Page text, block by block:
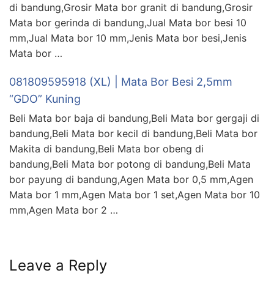
di bandung,Grosir Mata bor granit di bandung,Grosir
Mata bor gerinda di bandung,Jual Mata bor besi 10
mm,Jual Mata bor 10 mm,Jenis Mata bor besi,Jenis
Mata bor …
081809595918 (XL) | Mata Bor Besi 2,5mm
“GDO” Kuning
Beli Mata bor baja di bandung,Beli Mata bor gergaji di
bandung,Beli Mata bor kecil di bandung,Beli Mata bor
Makita di bandung,Beli Mata bor obeng di
bandung,Beli Mata bor potong di bandung,Beli Mata
bor payung di bandung,Agen Mata bor 0,5 mm,Agen
Mata bor 1 mm,Agen Mata bor 1 set,Agen Mata bor 10
mm,Agen Mata bor 2 …
Leave a Reply